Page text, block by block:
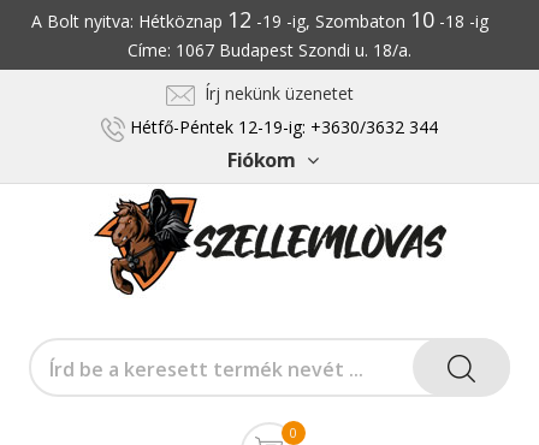
A Bolt nyitva: Hétköznap 12 -19 -ig, Szombaton 10-18 -ig
Címe: 1067 Budapest Szondi u. 18/a.
Írj nekünk üzenetet
Hétfő-Péntek 12-19-ig: +3630/3632 344
Fiókom
0